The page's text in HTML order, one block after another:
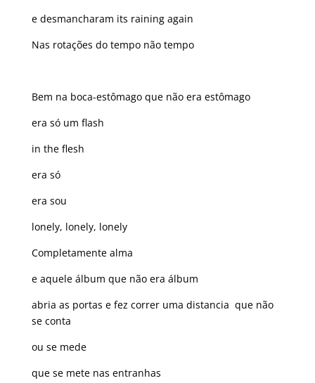
e desmancharam its raining again
Nas rotações do tempo não tempo
Bem na boca-estômago que não era estômago
era só um flash
in the flesh
era só
era sou
lonely, lonely, lonely
Completamente alma
e aquele álbum que não era álbum
abria as portas e fez correr uma distancia que não
se conta
ou se mede
que se mete nas entranhas